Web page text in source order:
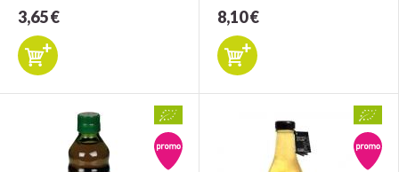
3,65 € 8,10 €